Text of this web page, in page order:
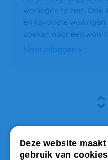
woningen te zien. Ook
en favoriete
zoeken naar een
Naar inloggen >
Deze website maakt
gebruik van